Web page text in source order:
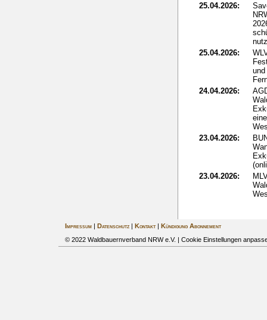
25.04.2026:
25.04.2026:
24.04.2026:
23.04.2026:
23.04.2026:
Impressum| Datenschutz| Kontakt|
Kündigung Abonnement
© 2022 Waldbauernverband NRW e.V. | Cookie Einstellungen